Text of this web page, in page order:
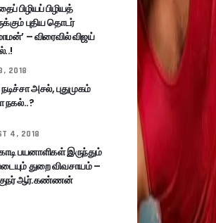
பிழியப் பிழியத்
புதிய தொடர்
– விரைவில் விஜய்
2018
அசல், புதுமுகம்
நகல்..?
4, 2018
பயனாளிகள் இருந்தும்
துறை விவசாயம் –
ஆர்.கண்ணன்